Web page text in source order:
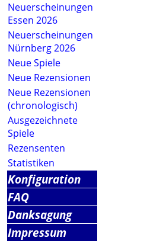
Neuerscheinungen
Essen 2026
Neuerscheinungen
Nürnberg 2026
Neue Spiele
Neue Rezensionen
Neue Rezensionen
(chronologisch)
Ausgezeichnete
Spiele
Rezensenten
Statistiken
Konfiguration
FAQ
Danksagung
Impressum